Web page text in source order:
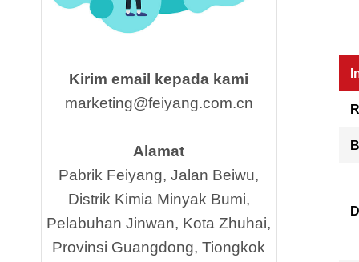
Kirim email kepada kami
marketing@feiyang.com.cn
Alamat
Pabrik Feiyang, Jalan Beiwu,
Distrik Kimia Minyak Bumi,
Pelabuhan Jinwan, Kota Zhuhai,
Provinsi Guangdong, Tiongkok